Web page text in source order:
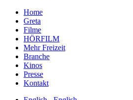
Home
Greta
Filme
HÖRFILM
Mehr Freizeit
Branche
Kinos
Presse
Kontakt